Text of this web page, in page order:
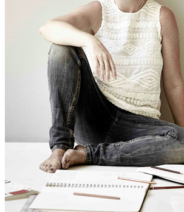
Rødbeder
Tomater
SKØNHED
Ansigtet
Kroppen
Håret
DIY skønhedspleje
LIVSSTIL
Naturlig kropspleje
Ansigtet
Kroppen
Håret
Haven
Haven året rundt
Den spiselige blomsterhave
Rosenhaven
Prydhaven